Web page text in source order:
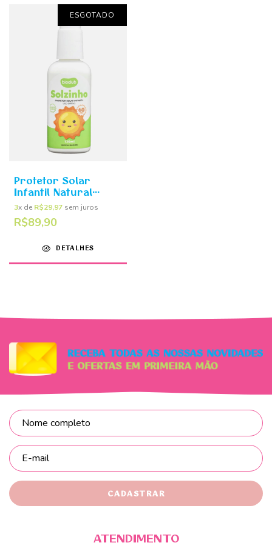
ESGOTADO
Protetor Solar
Infantil Natural
120ml - Solzinho
Bioclub
3x de R$29,97 sem juros
R$89,90
DETALHES
ATENDIMENTO